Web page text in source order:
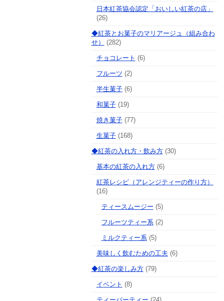
日本紅茶協会認定「おいしい紅茶の店」
(26)
◆紅茶とお菓子のマリアージュ（組み合わ
せ）
(282)
チョコレート (6)
フルーツ (2)
半生菓子(6)
和菓子(19)
焼き菓子(77)
生菓子(168)
◆紅茶の入れ方・飲み方(30)
基本の紅茶の入れ方(6)
紅茶レシピ（アレンジティーの作り方）
(16)
ティースムージー (5)
フルーツティー系 (2)
ミルクティー系 (5)
美味しく飲むための工夫 (6)
◆紅茶の楽しみ方(79)
イベント (8)